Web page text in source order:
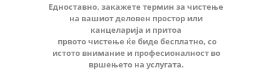
Едноставно, закажете термин за чистење
на вашиот деловен простор или
канцеларија и притоа
првото чистење ќе биде бесплатно, со
истото внимание и професионалност во
вршењето на услугата.